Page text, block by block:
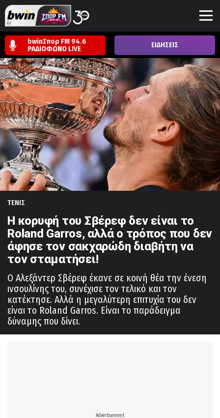
bwinΣπορ FM 94.6
ΡΑΔΙΟΦΩΝΟ LIVE ΕΙΔΗΣΕΙΣ
ΤΕΝΙΣ
Η κορυφή του Σβέρεφ δεν είναι το
Roland Garros, αλλά ο τρόπος που δεν
άφησε τον σακχαρώδη διαβήτη να
τον σταματήσει!
Ο Αλεξάντερ Σβέρεφ έκανε σε κοινή θέα την ένεση
ινσουλίνης του, συνέχισε τον τελικό και τον
κατέκτησε. Αλλά η μεγαλύτερη επιτυχία του δεν
είναι το Roland Garros. Είναι το παράδειγμα
δύναμης που δίνει.